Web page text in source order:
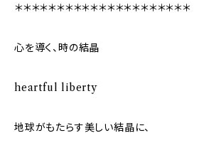
＊＊＊＊＊＊＊＊＊＊＊＊＊＊＊＊＊＊＊＊＊
心を導く、時の結晶
heartful liberty
地球がもたらす美しい結晶に、